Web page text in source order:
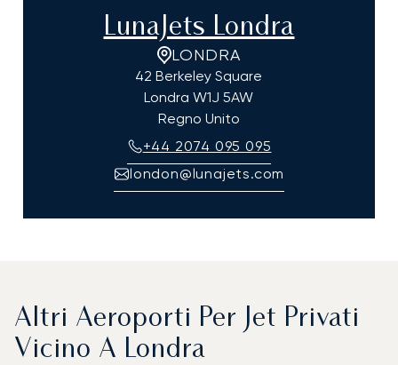
LunaJets Londra
LONDRA
42 Berkeley Square
Londra W1J 5AW
Regno Unito
+44 2074 095 095
london@lunajets.com
Altri Aeroporti Per Jet Privati
Vicino A Londra